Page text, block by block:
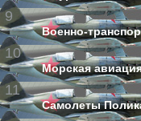
9
Военно-
10
Морская
11
Самолеты